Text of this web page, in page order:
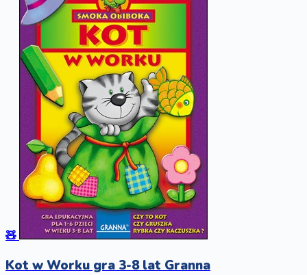
🧸
Kot w Worku gra 3-8 lat Granna